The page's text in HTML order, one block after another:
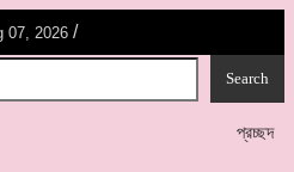
07, 2026 /
প্রচ্ছদ